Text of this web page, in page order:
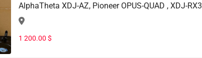
AlphaTheta XDJ-AZ, Pioneer OPUS-QUAD , XDJ-RX3
1 200.00 $